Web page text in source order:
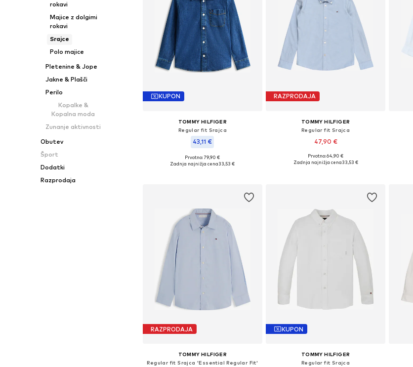
rokavi
Majice z dolgimi
rokavi
Srajce
Polo majice
Pletenine & Jope
Jakne & Plašči
Perilo
Kopalke &
Kopalna moda
Zunanje aktivnosti
Obutev
Šport
Dodatki
Razprodaja
KUPON
TOMMY HILFIGER
Regular fit Srajca
43,11 €
Razpoložljive velikosti: 104
Prvotno: 79,90 €
Zadnja najnižja cena33,53 €
RAZPRODAJA
TOMMY HILFIGER
Regular fit Srajca
47,90 €
Na voljo v različnih velikostih
Prvotno: 64,90 €
Zadnja najnižja cena33,53 €
RAZPRODAJA
TOMMY HILFIGER
Regular fit Srajca 'Essential Regular Fit'
KUPON
TOMMY HILFIGER
Regular fit Srajca